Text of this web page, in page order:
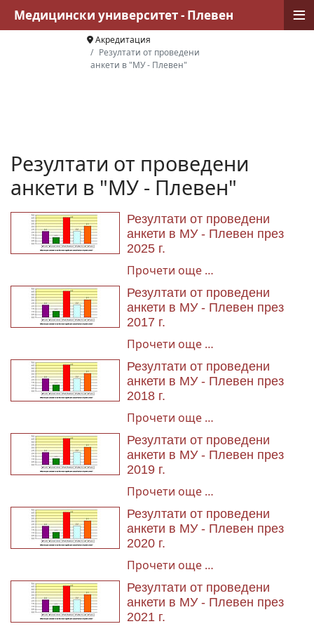
Акредитация
Резултати от проведени
анкети в "МУ - Плевен"
Резултати от проведени
анкети в "МУ - Плевен"
Резултати от проведени
анкети в МУ - Плевен през
2025 г.
Прочети още …
Резултати от проведени
анкети в МУ - Плевен през
2017 г.
Прочети още …
Резултати от проведени
анкети в МУ - Плевен през
2018 г.
Прочети още …
Резултати от проведени
анкети в МУ - Плевен през
2019 г.
Прочети още …
Резултати от проведени
анкети в МУ - Плевен през
2020 г.
Прочети още …
Резултати от проведени
анкети в МУ - Плевен през
2021 г.
Медицински университет - Плевен ≡